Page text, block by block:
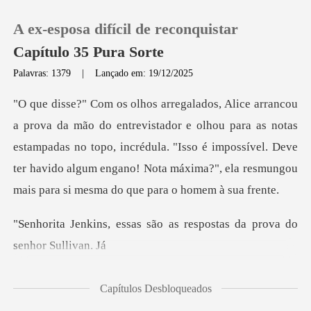
0
Loja
Sair
A ex-esposa difícil de reconquistar
Capítulo 35 Pura Sorte
Palavras: 1379 |Lançado em: 19/12/2025
lhou para as notas
estampadas no topo, incrédula. "Isso é impossível. Deve
ter havido algum
s são as respostas da pr
Capítulos Desbloqueados